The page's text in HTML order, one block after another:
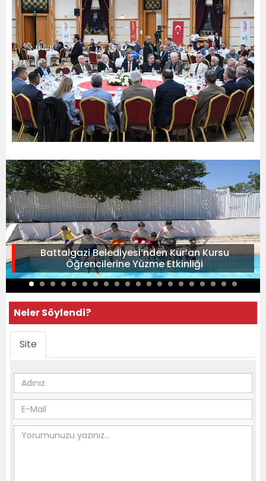
Battalgazi Belediyesi’nden Kur’an Kursu
Öğrencilerine Yüzme Etkinliği
Neler Söylendi?
Site